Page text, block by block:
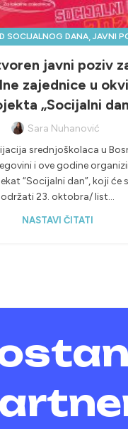
SOCIJALNOG DANA,JAVNI
javni poziv
zajednice u
„Socijalni
Sara Nuhanović
srednjoškolaca u
i ove godine
“Socijalni dan”, koji će
održati 23. oktobra/ list...
NASTAVI ČITATI